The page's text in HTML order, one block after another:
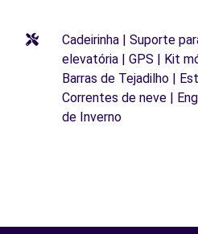
Cadeirinha | Suporte
elevatória | GPS | Kit
Barras de Tejadilho |
Correntes de neve |
de Inverno